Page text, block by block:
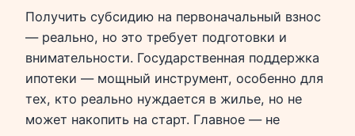
Получить субсидию на первоначальный взнос
— реально, но это требует подготовки и
внимательности. Государственная поддержка
ипотеки — мощный инструмент, особенно для
тех, кто реально нуждается в жилье, но не
может накопить на старт. Главное — не